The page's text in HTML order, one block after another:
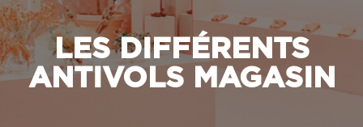
LES DIFFÉRENTS
ANTIVOLS MAGASIN